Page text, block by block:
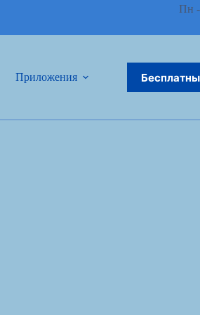
Пн -
Приложения Связаться